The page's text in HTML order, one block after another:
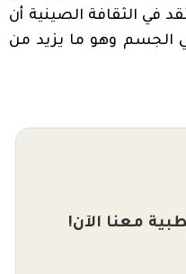
في الثقافة الصينية أن
في الجسم وهو ما يزيد من
معنا الآن!